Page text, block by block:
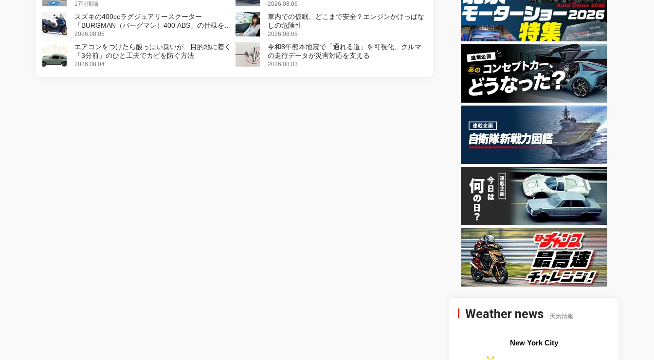
17時間前 2026.08.06
スズキの400ccラグジュアリースクーター
「BURGMAN（バーグマン）400 ABS」の仕様を変
更し、8月18日に発売
2026.08.05
車内での仮眠、どこまで安全？エンジンかけっぱな
しの危険性
2026.08.05
エアコンをつけたら酸っぱい臭いが…目的地に着く
「3分前」のひと工夫でカビを防ぐ方法
2026.08.04
令和8年熊本地震で「通れる道」を可視化、クルマ
の走行データが災害対応を支える
2026.08.03
Weather news 天気情報
New York City